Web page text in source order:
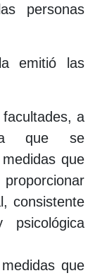
personas
emitió las
a
que se
que
consistente
que